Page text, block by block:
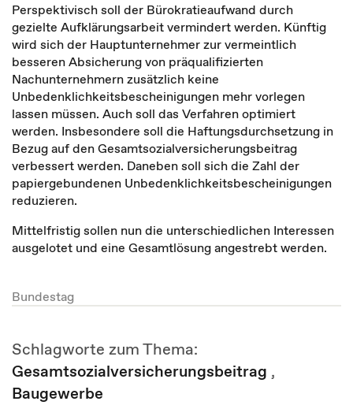
Perspektivisch soll der Bürokratieaufwand durch
gezielte Aufklärungsarbeit vermindert werden. Künftig
wird sich der Hauptunternehmer zur vermeintlich
besseren Absicherung von präqualifizierten
Nachunternehmern zusätzlich keine
Unbedenklichkeitsbescheinigungen mehr vorlegen
lassen müssen. Auch soll das Verfahren optimiert
werden. Insbesondere soll die Haftungsdurchsetzung in
Bezug auf den Gesamtsozialversicherungsbeitrag
verbessert werden. Daneben soll sich die Zahl der
papiergebundenen Unbedenklichkeitsbescheinigungen
reduzieren.
Mittelfristig sollen nun die unterschiedlichen Interessen
ausgelotet und eine Gesamtlösung angestrebt werden.
Bundestag
Schlagworte zum Thema:
Gesamtsozialversicherungsbeitrag ,
Baugewerbe